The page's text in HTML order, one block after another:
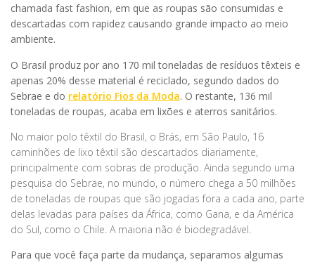
chamada fast fashion, em que as roupas são consumidas e
descartadas com rapidez causando grande impacto ao meio
ambiente.
O Brasil produz por ano 170 mil toneladas de resíduos têxteis e
apenas 20% desse material é reciclado, segundo dados do
Sebrae e do relatório Fios da Moda. O restante, 136 mil
toneladas de roupas, acaba em lixões e aterros sanitários.
No maior polo têxtil do Brasil, o Brás, em São Paulo, 16
caminhões de lixo têxtil são descartados diariamente,
principalmente com sobras de produção. Ainda segundo uma
pesquisa do Sebrae, no mundo, o número chega a 50 milhões
de toneladas de roupas que são jogadas fora a cada ano, parte
delas levadas para países da África, como Gana, e da América
do Sul, como o Chile. A maioria não é biodegradável.
Para que você faça parte da mudança, separamos algumas